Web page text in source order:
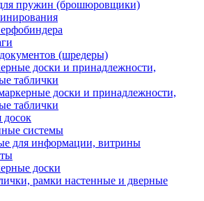
пружин (брошюровщики)
(шредеры)
доски и принадлежности,
таблички
доски и принадлежности,
таблички
досок
системы
для информации, витрины
доски
рамки настенные и дверные